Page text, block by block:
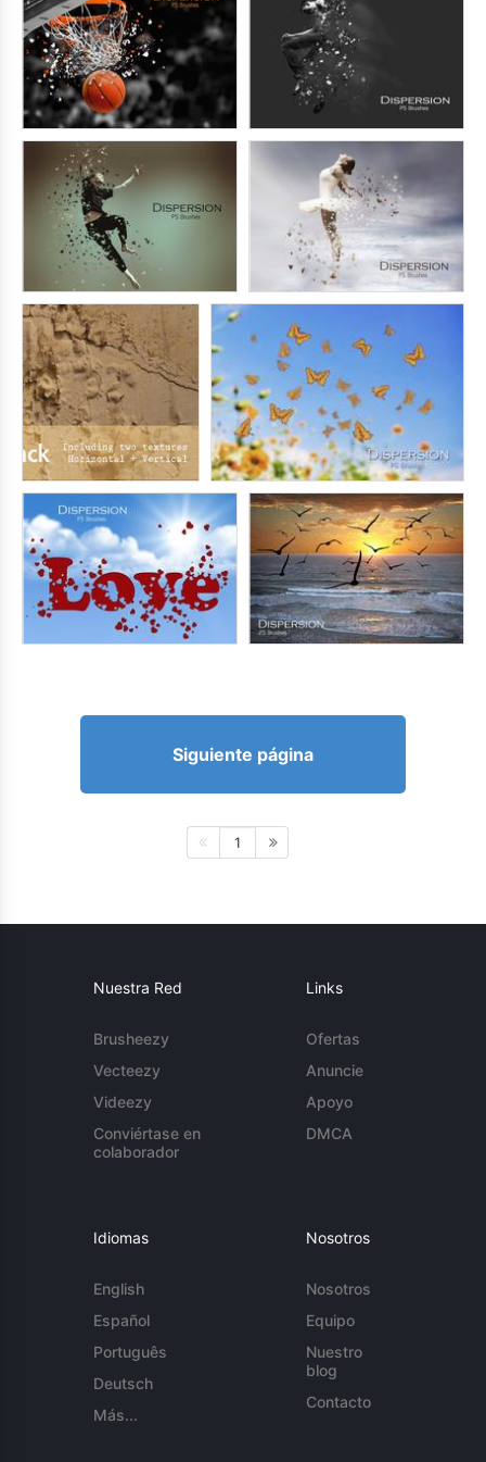
Siguiente página
1
Nuestra Red
Brusheezy
Vecteezy
Videezy
Conviértase en
colaborador
Links
Ofertas
Anuncie
Apoyo
DMCA
Idiomas
English
Español
Português
Deutsch
Más...
Nosotros
Nosotros
Equipo
Nuestro
blog
Contacto